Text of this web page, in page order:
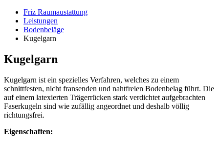
Friz Raumaustattung
Leistungen
Bodenbeläge
Kugelgarn
Kugelgarn
Kugelgarn ist ein spezielles Verfahren, welches zu einem
schnittfesten, nicht fransenden und nahtfreien Bodenbelag führt. Die
auf einem latexierten Trägerrücken stark verdichtet aufgebrachten
Faserkugeln sind wie zufällig angeordnet und deshalb völlig
richtungsfrei.
Eigenschaften: